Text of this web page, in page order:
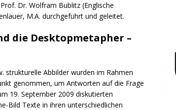
Dr. Wolfram Bublitz (Englische
M.A. durchgeführt und geleitet.
die Desktopmetapher –
strukturelle Abbilder wurden im Rahmen
genommen, um Antworten auf die Frage
19. September 2009 diskutierten
Bild Texte in ihren unterschiedlichen